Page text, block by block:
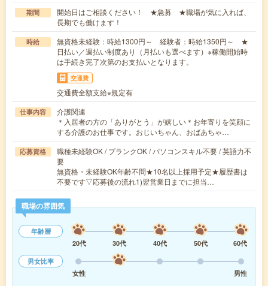
期間
開始日はご相談ください！ ★急募 ★職場が気に入れば、
長期でも働けます！
時給
無資格未経験：時給1300円～ 経験者：時給1350円～ ★
日払い／週払い制度あり（月払いも選べます）※稼働開始時
は手続き完了次第のお支払いとなります。
交通費
交通費全額支給※規定有
仕事内容
介護関連
＊入居者の方の「ありがとう」が嬉しい＊お年寄りを笑顔に
する介護のお仕事です。おじいちゃん、おばあちゃ…
応募資格
職種未経験OK / ブランクOK / パソコンスキル不要 / 英語力不
要
無資格・未経験OK年齢不問★10名以上採用予定★履歴書は
不要です▽応募後の流れ1)翌営業日までに担当…
職場の雰囲気
年齢層
20代
30代 40代 50代
60代
男女比率
女性
男性